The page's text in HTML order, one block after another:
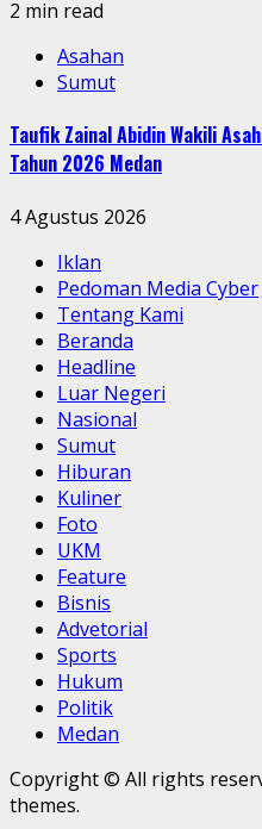
2 min read
Asahan
Sumut
Taufik Zainal Abidin Wakili
Tahun 2026 Medan
4 Agustus 2026
Iklan
Pedoman Media Cyber
Tentang Kami
Beranda
Headline
Luar Negeri
Nasional
Sumut
Hiburan
Kuliner
Foto
UKM
Feature
Bisnis
Advetorial
Sports
Hukum
Politik
Medan
Copyright © All rights
themes.